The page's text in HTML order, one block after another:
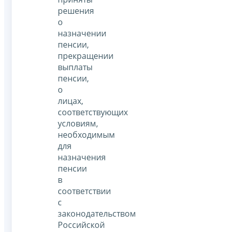
решения
о
назначении
пенсии,
прекращении
выплаты
пенсии,
о
лицах,
соответствующих
условиям,
необходимым
для
назначения
пенсии
в
соответствии
с
законодательством
Российской